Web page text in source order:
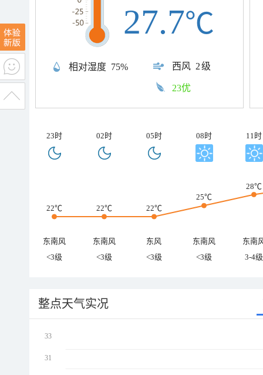
相对湿度 75% 西风 2级
27.7℃
23优
23时 02时 05时 08时 11时
22℃ 22℃ 22℃
25℃
28℃
东南风 东南风 东风 东南风
东南
<3级
<3级 <3级 <3级 3-4级
整点天气实况
33
31